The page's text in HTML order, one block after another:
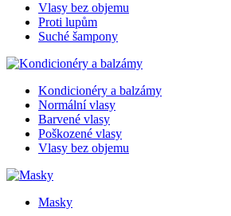
Vlasy bez objemu
Proti lupům
Suché šampony
Kondicionéry a balzámy
Normální vlasy
Barvené vlasy
Poškozené vlasy
Vlasy bez objemu
Masky